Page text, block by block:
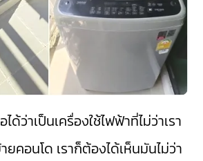
ว่าเป็นเครื่องใช้ไฟฟ้าที่ไม่ว่าเรา
ยคอนโด เราก็ต้องได้เห็นมันไม่ว่า